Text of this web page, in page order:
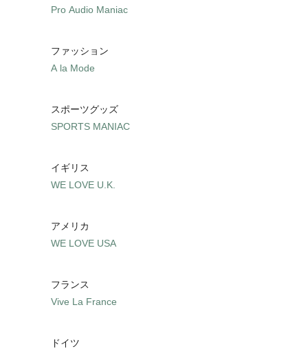
Pro Audio Maniac
ファッション
A la Mode
スポーツグッズ
SPORTS MANIAC
イギリス
WE LOVE U.K.
アメリカ
WE LOVE USA
フランス
Vive La France
ドイツ